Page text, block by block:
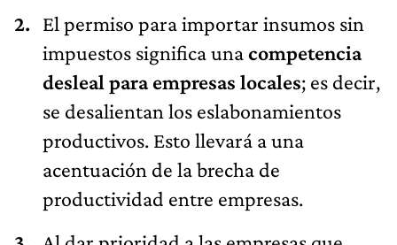
se desalientan los eslabonamientos
productivos. Esto llevará a una
acentuación de la brecha de
productividad entre empresas.
Al dar prioridad a las empresas que
adhieren al RIGI en el acceso a los
recursos naturales — por ejemplo, al
agua (en desmedro de la población y de